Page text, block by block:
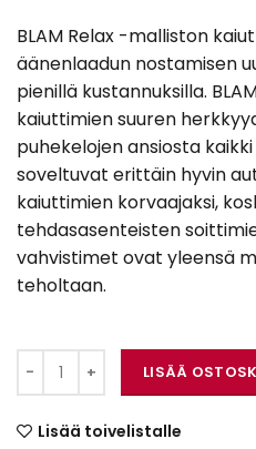
BLAM Relax -malliston
äänenlaadun nostamisen
pienillä kustannuksilla.
kaiuttimien suuren
puhekelojen ansiosta
soveltuvat erittäin hyvin
kaiuttimien korvaajaksi,
tehdasasenteisten
vahvistimet ovat yleensä
teholtaan.
BLAM Relax 100 RFC määrä
LISÄÄ
Lisää toivelistalle